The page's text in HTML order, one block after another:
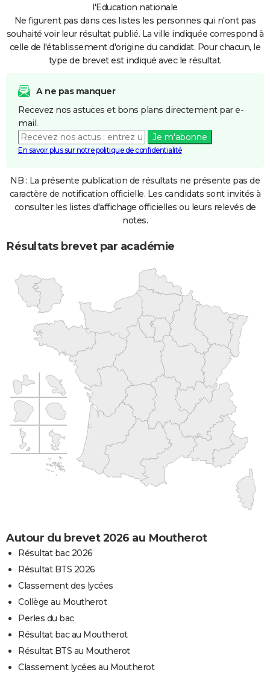
l'Education nationale
Ne figurent pas dans ces listes les personnes qui n'ont pas
souhaité voir leur résultat publié. La ville indiquée correspond à
celle de l'établissement d'origine du candidat. Pour chacun, le
type de brevet est indiqué avec le résultat.
A ne pas manquer
Recevez nos astuces et bons plans directement par e-
mail.
Je m'abonne
En savoir plus sur notre politique de confidentialité
NB : La présente publication de résultats ne présente pas de
caractère de notification officielle. Les candidats sont invités à
consulter les listes d'affichage officielles ou leurs relevés de
notes.
Résultats brevet par académie
Autour du brevet 2026 au Moutherot
Résultat bac 2026
Résultat BTS 2026
Classement des lycées
Collège au Moutherot
Perles du bac
Résultat bac au Moutherot
Résultat BTS au Moutherot
Classement lycées au Moutherot